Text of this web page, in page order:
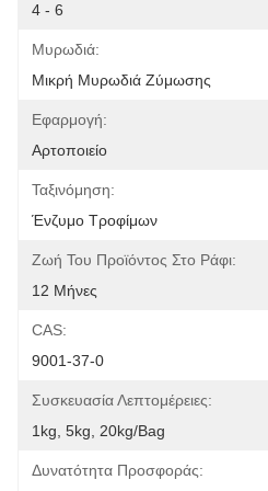
4 - 6
Μυρωδιά:
Μικρή Μυρωδιά Ζύμωσης
Εφαρμογή:
Αρτοποιείο
Ταξινόμηση:
Ένζυμο Τροφίμων
Ζωή Του Προϊόντος Στο Ράφι:
12 Μήνες
CAS:
9001-37-0
Συσκευασία Λεπτομέρειες:
1kg, 5kg, 20kg/bag
Δυνατότητα Προσφοράς: